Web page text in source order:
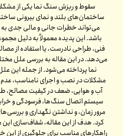
سقوط و ریزش سنگ نما یکی از
ساختمان‌های بلند و نمای بیرونی
می‌تواند خطرات جانی و مالی جدی به
باشد. این پدیده معمولاً به دلیل
فنی، طراحی نادرست، یا استفاده از
می‌دهد. در این مقاله به بررسی علل
نما پرداخته می‌شود. از جمله این
مشکلات در نصب و اجرای نامناسب،
آب و هوایی، ضعف در کیفیت مصالح،
سیستم اتصال سنگ‌ها، فرسودگی و
مرور زمان، و نداشتن نگهداری و
کرد. هدف از این مقاله، شفاف‌سازی این
راهکارهای مناسب برای جلوگیری از این